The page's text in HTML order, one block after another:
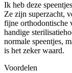
Ik heb deze
Ze zijn superzacht,
fijne orthodontische
handige
normale speentjes,
is het zeker waard.
Voordelen